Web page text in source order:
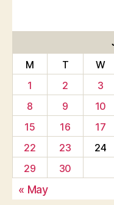
M
T W
1
2 3
8
9 10
15
16 17
22
23 24
29
30
« May